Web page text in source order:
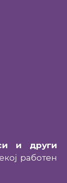
и други
работен